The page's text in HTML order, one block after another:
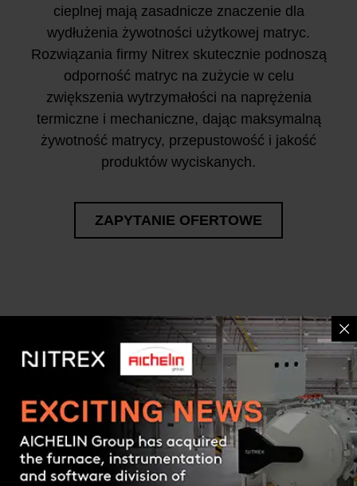
cieplnej mają zasadnicze znaczenie dla
wydłużenia żywotności użytkowej matryc.
Rozwiązania firmy Nitrex skutecznie podnoszą
odporność matryc na zużycie w celu
zwiększenia wytrzymałości na naprężenia
termiczne i mechaniczne, dając maksymalną
żywotność matrycy, przepustowość i jakość
produktów wyciskanych.
ZAPYTANIE OFERTOWE
ZASTOSOWANIA Contact us